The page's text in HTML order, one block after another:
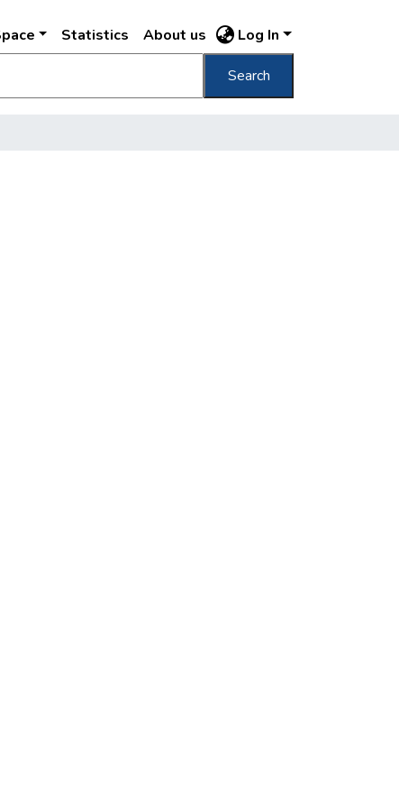
Statistics About us Log In
Search